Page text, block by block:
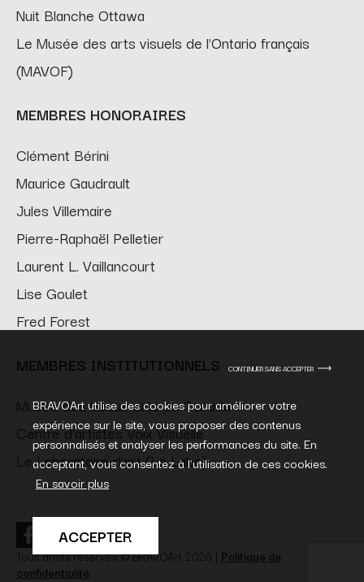
CONTINUER SANS ACCEPTER
BRAVOArt utilise des cookies pour améliorer votre
expérience sur le site, vous proposer des contenus
personnalisés et analyser les performances du site. En
acceptant, vous consentez à l'utilisation de ces cookies.
En savoir plus
ACCEPTER
Nuit Blanche Ottawa
Le Musée des arts visuels de l'Ontario français
(MAVOF)
MEMBRES HONORAIRES
Clément Bérini
Maurice Gaudrault
Jules Villemaire
Pierre-Raphaël Pelletier
Laurent L. Vaillancourt
Lise Goulet
Fred Forest
MEMBRES INSTITUTIONNELS
Musée des beaux-arts du Canada
Centre d'artistes Voix Visuelle
Le Laboratoire d'art (Le Labo)
Tous droits réservés © BRAVOArt 2026 | Politique de
confidentialité